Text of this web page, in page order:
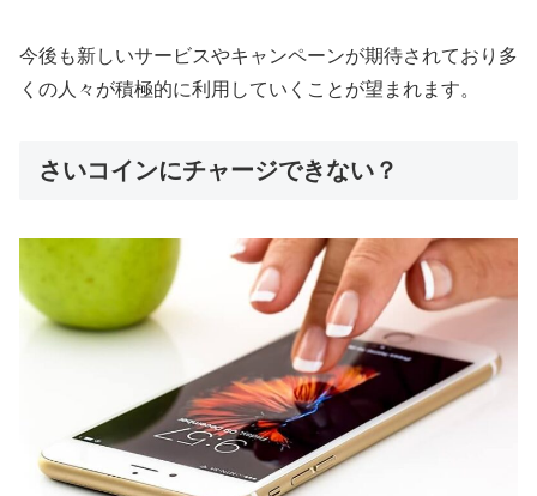
今後も新しいサービスやキャンペーンが期待されており多
くの人々が積極的に利用していくことが望まれます。
さいコインにチャージできない？